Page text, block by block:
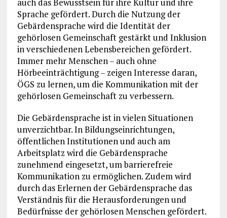
Sprache gefördert. Durch die Nutzung der
Gebärdensprache wird die Identität der
gehörlosen Gemeinschaft gestärkt und Inklusion
in verschiedenen Lebensbereichen gefördert.
Immer mehr Menschen – auch ohne
Hörbeeinträchtigung – zeigen Interesse daran,
ÖGS zu lernen, um die Kommunikation mit der
gehörlosen Gemeinschaft zu verbessern.
Die Gebärdensprache ist in vielen Situationen
unverzichtbar. In Bildungseinrichtungen,
öffentlichen Institutionen und auch am
Arbeitsplatz wird die Gebärdensprache
zunehmend eingesetzt, um barrierefreie
Kommunikation zu ermöglichen. Zudem wird
durch das Erlernen der Gebärdensprache das
Verständnis für die Herausforderungen und
Bedürfnisse der gehörlosen Menschen gefördert.